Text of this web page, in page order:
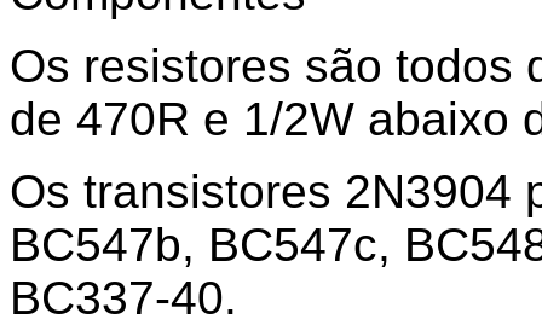
Os resistores são todos
de 470R e 1/2W abaixo
Os transistores 2N3904
BC547b, BC547c,
BC337-40.